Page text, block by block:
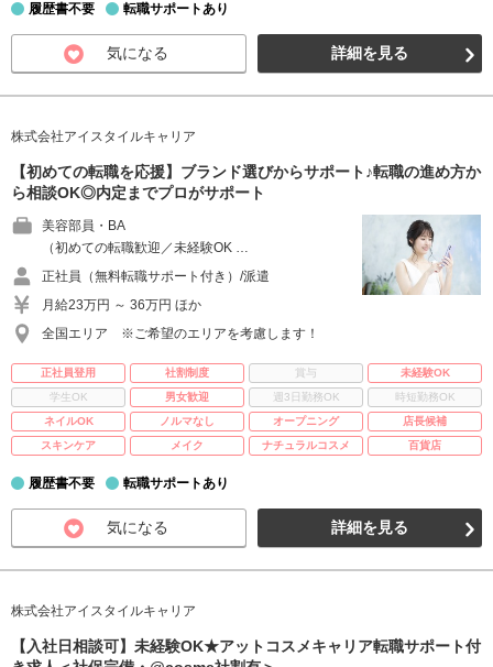
履歴書不要 転職サポートあり
気になる 詳細を見る
株式会社アイスタイルキャリア
【初めての転職を応援】ブランド選びからサポート♪転職の進め方か
ら相談OK◎内定までプロがサポート
美容部員・BA
（初めての転職歓迎／未経験OK …
正社員（無料転職サポート付き）/派遣
月給23万円 ～ 36万円 ほか
全国エリア ※ご希望のエリアを考慮します！
正社員登用 社割制度 賞与
未経験OK
学生OK
男女歓迎 週3日勤務OK
時短勤務OK
ネイルOK
ノルマなし オープニング
店長候補
スキンケア
メイク ナチュラルコスメ 百貨店
履歴書不要 転職サポートあり
気になる 詳細を見る
株式会社アイスタイルキャリア
【入社日相談可】未経験OK★アットコスメキャリア転職サポート付